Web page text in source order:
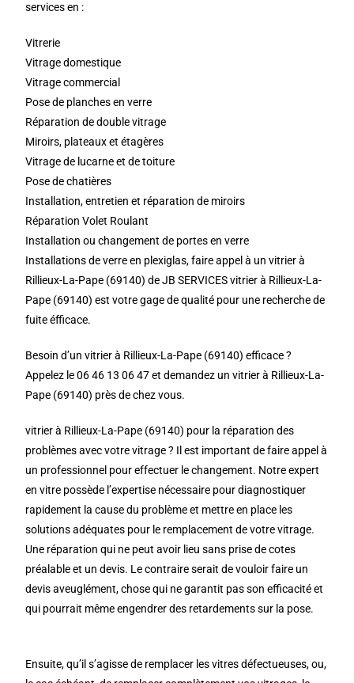
services en :
Vitrerie
Vitrage domestique
Vitrage commercial
Pose de planches en verre
Réparation de double vitrage
Miroirs, plateaux et étagères
Vitrage de lucarne et de toiture
Pose de chatières
Installation, entretien et réparation de miroirs
Réparation Volet Roulant
Installation ou changement de portes en verre
Installations de verre en plexiglas, faire appel à un vitrier à
Rillieux-La-Pape (69140) de JB SERVICES vitrier à Rillieux-La-
Pape (69140) est votre gage de qualité pour une recherche de
fuite éfficace.
Besoin d’un vitrier à Rillieux-La-Pape (69140) efficace ?
Appelez le 06 46 13 06 47 et demandez un vitrier à Rillieux-La-
Pape (69140) près de chez vous.
vitrier à Rillieux-La-Pape (69140) pour la réparation des
problèmes avec votre vitrage ? Il est important de faire appel à
un professionnel pour effectuer le changement. Notre expert
en vitre possède l’expertise nécessaire pour diagnostiquer
rapidement la cause du problème et mettre en place les
solutions adéquates pour le remplacement de votre vitrage.
Une réparation qui ne peut avoir lieu sans prise de cotes
préalable et un devis. Le contraire serait de vouloir faire un
devis aveuglément, chose qui ne garantit pas son efficacité et
qui pourrait même engendrer des retardements sur la pose.
Ensuite, qu’il s’agisse de remplacer les vitres défectueuses, ou,